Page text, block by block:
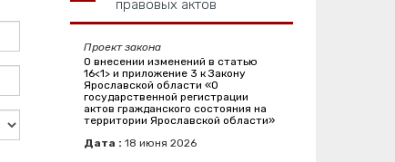
правовых актов
Проект закона
О внесении изменений в статью
16<1> и приложение 3 к Закону
Ярославской области «О
государственной регистрации
актов гражданского состояния на
территории Ярославской области»
Дата : 18 июня 2026